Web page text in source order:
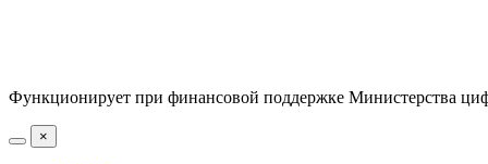
Функционирует при финансовой поддержке Министерства
×